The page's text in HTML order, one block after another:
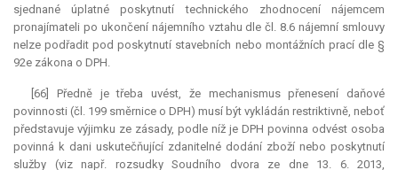
sjednané úplatné poskytnutí technického zhodnocení nájemcem
pronajímateli po ukončení nájemního vztahu dle čl. 8.6 nájemní smlouvy
nelze podřadit pod poskytnutí stavebních nebo montážních prací dle §
92e zákona o DPH.
[66] Předně je třeba uvést, že mechanismus přenesení daňové
povinnosti (čl. 199 směrnice o DPH) musí být vykládán restriktivně, neboť
představuje výjimku ze zásady, podle níž je DPH povinna odvést osoba
povinná k dani uskutečňující zdanitelné dodání zboží nebo poskytnutí
služby (viz např. rozsudky Soudního dvora ze dne 13. 6. 2013,